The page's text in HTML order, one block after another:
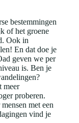
bestemmingen
of het groene
Ook in
En dat doe je
geven we per
is. Ben je
meer
proberen.
met een
vind je